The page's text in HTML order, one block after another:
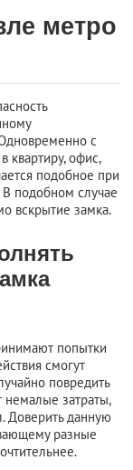
метро
с
квартиру, офис,
подобное при
В подобном случае
вскрытие замка.
попытки
смогут
повредить
немалые затраты,
Доверить данную
разные